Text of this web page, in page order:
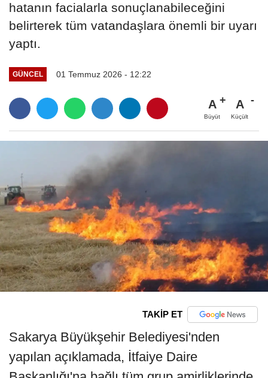
hatanın facialarla sonuçlanabileceğini
belirterek tüm vatandaşlara önemli bir uyarı
yaptı.
GÜNCEL 01 Temmuz 2026 - 12:22
A
Büyüt
A
Küçült
TAKİP ET
Sakarya Büyükşehir Belediyesi'nden
yapılan açıklamada, İtfaiye Daire